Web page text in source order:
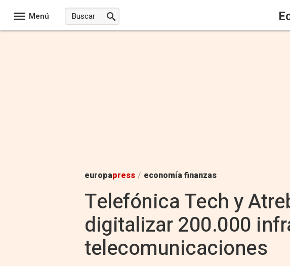
Menú
europapress / economía finanzas
Telefónica Tech y
digitalizar 200.000
telecomunicaciones